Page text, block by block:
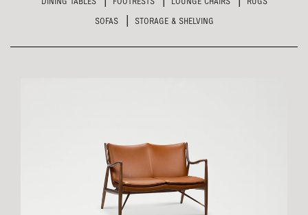
DINING TABLES FOOTRESTS LOUNGE CHAIRS RUGS
SOFAS STORAGE & SHELVING